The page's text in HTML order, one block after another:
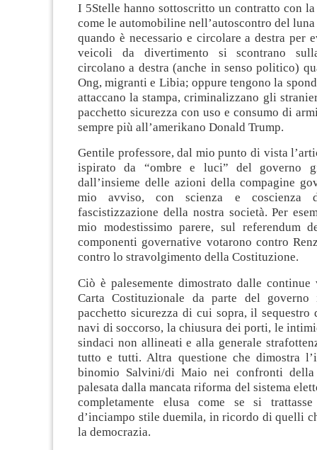
I 5Stelle hanno sottoscritto un contratto con
come le automobiline nell’autoscontro del
quando è necessario e circolare a destra per
veicoli da divertimento si scontrano
circolano a destra (anche in senso politico)
Ong, migranti e Libia; oppure tengono la
attaccano la stampa, criminalizzano gli
pacchetto sicurezza con uso e consumo di
sempre più all’amerikano Donald Trump.
Gentile professore, dal mio punto di vista
ispirato da “ombre e luci” del governo
dall’insieme delle azioni della compagine
mio avviso, con scienza e coscienza
fascistizzazione della nostra società. Per
mio modestissimo parere, sul referendum
componenti governative votarono contro
contro lo stravolgimento della Costituzione.
Ciò è palesemente dimostrato dalle
Carta Costituzionale da parte del
pacchetto sicurezza di cui sopra, il sequestro
navi di soccorso, la chiusura dei porti, le
sindaci non allineati e alla generale
tutto e tutti. Altra questione che dimostra
binomio Salvini/di Maio nei confronti della
palesata dalla mancata riforma del sistema
completamente elusa come se si
d’inciampo stile duemila, in ricordo di quelli
la democrazia.